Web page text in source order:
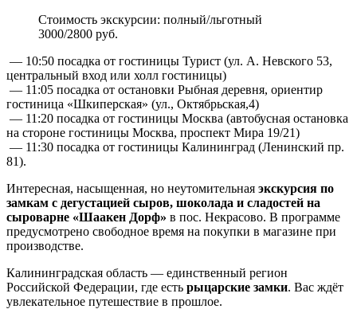
Стоимость экскурсии: полный/льготный
3000/2800 руб.
— 10:50 посадка от гостиницы Турист (ул. А. Невского 53,
центральный вход или холл гостиницы)
— 11:05 посадка от остановки Рыбная деревня, ориентир
гостиница «Шкиперская» (ул., Октябрьская,4)
— 11:20 посадка от гостиницы Москва (автобусная остановка
на стороне гостиницы Москва, проспект Мира 19/21)
— 11:30 посадка от гостиницы Калининград (Ленинский пр.
81).
Интересная, насыщенная, но неутомительная экскурсия по
замкам с дегустацией сыров, шоколада и сладостей на
сыроварне «Шаакен Дорф» в пос. Некрасово. В программе
предусмотрено свободное время на покупки в магазине при
производстве.
Калининградская область — единственный регион
Российской Федерации, где есть рыцарские замки. Вас ждёт
увлекательное путешествие в прошлое.